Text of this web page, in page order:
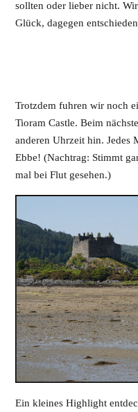
sollten oder lieber nicht.
Glück, dagegen
Trotzdem fuhren wir noch
Tioram Castle. Beim
anderen Uhrzeit hin. Jedes
Ebbe! (Nachtrag: Stimmt
mal bei Flut gesehen.)
Ein kleines Highlight